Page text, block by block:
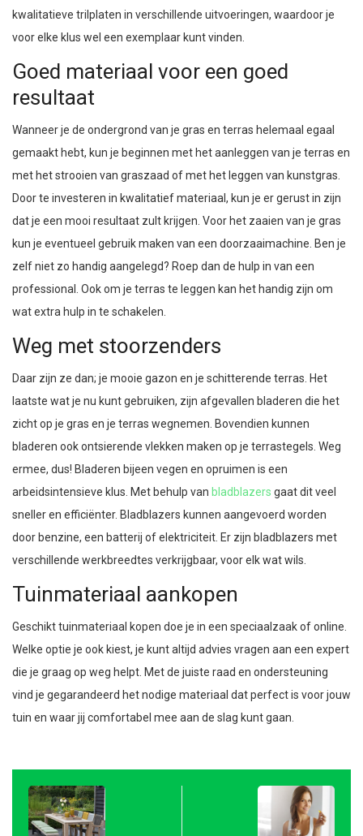
kwalitatieve trilplaten in verschillende uitvoeringen, waardoor je
voor elke klus wel een exemplaar kunt vinden.
Goed materiaal voor een goed
resultaat
Wanneer je de ondergrond van je gras en terras helemaal egaal
gemaakt hebt, kun je beginnen met het aanleggen van je terras en
met het strooien van graszaad of met het leggen van kunstgras.
Door te investeren in kwalitatief materiaal, kun je er gerust in zijn
dat je een mooi resultaat zult krijgen. Voor het zaaien van je gras
kun je eventueel gebruik maken van een doorzaaimachine. Ben je
zelf niet zo handig aangelegd? Roep dan de hulp in van een
professional. Ook om je terras te leggen kan het handig zijn om
wat extra hulp in te schakelen.
Weg met stoorzenders
Daar zijn ze dan; je mooie gazon en je schitterende terras. Het
laatste wat je nu kunt gebruiken, zijn afgevallen bladeren die het
zicht op je gras en je terras wegnemen. Bovendien kunnen
bladeren ook ontsierende vlekken maken op je terrastegels. Weg
ermee, dus! Bladeren bijeen vegen en opruimen is een
arbeidsintensieve klus. Met behulp van bladblazers gaat dit veel
sneller en efficiënter. Bladblazers kunnen aangevoerd worden
door benzine, een batterij of elektriciteit. Er zijn bladblazers met
verschillende werkbreedtes verkrijgbaar, voor elk wat wils.
Tuinmateriaal aankopen
Geschikt tuinmateriaal kopen doe je in een speciaalzaak of online.
Welke optie je ook kiest, je kunt altijd advies vragen aan een expert
die je graag op weg helpt. Met de juiste raad en ondersteuning
vind je gegarandeerd het nodige materiaal dat perfect is voor jouw
tuin en waar jij comfortabel mee aan de slag kunt gaan.